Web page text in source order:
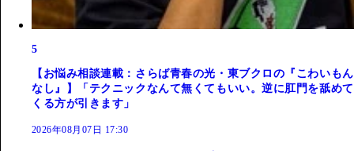
5
【お悩み相談連載：さらば青春の光・東ブクロの『こわいもん
なし』】「テクニックなんて無くてもいい。逆に肛門を舐めて
くる方が引きます」
2026年08月07日 17:30